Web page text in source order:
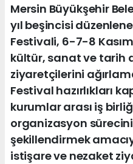
Mersin Büyükşehir
yıl beşincisi
Festivali, 6-7-8
kültür, sanat ve tarih
ziyaretçilerini
Festival hazırlıkları
kurumlar arası iş
organizasyon
şekillendirmek
istişare ve nezaket